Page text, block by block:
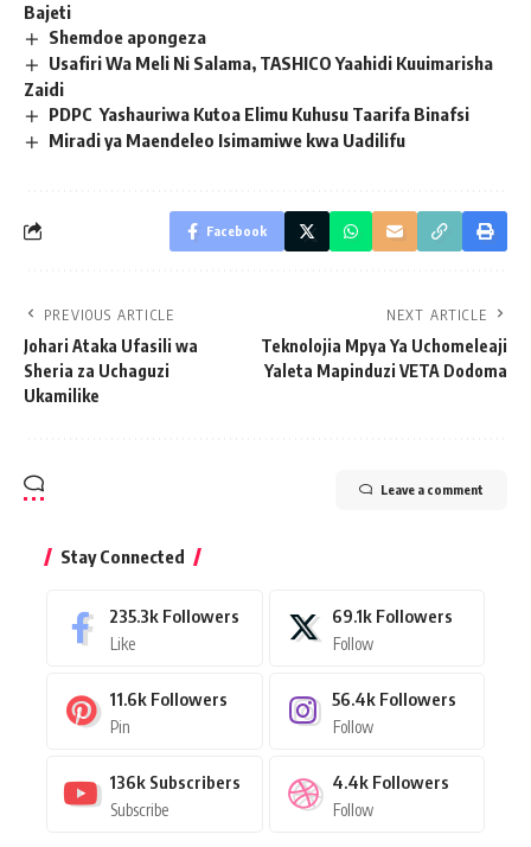
Bajeti
Shemdoe apongeza
Usafiri Wa Meli Ni Salama, TASHICO Yaahidi Kuuimarisha
Zaidi
PDPC Yashauriwa Kutoa Elimu Kuhusu Taarifa Binafsi
Miradi ya Maendeleo Isimamiwe kwa Uadilifu
Facebook
PREVIOUS ARTICLE
Johari Ataka Ufasili wa
Sheria za Uchaguzi
Ukamilike
NEXT ARTICLE
Teknolojia Mpya Ya Uchomeleaji
Yaleta Mapinduzi VETA Dodoma
Leave a comment
Stay Connected
235.3k Followers
Like
69.1k Followers
Follow
11.6k Followers
Pin
56.4k Followers
Follow
136k Subscribers
Subscribe
4.4k Followers
Follow